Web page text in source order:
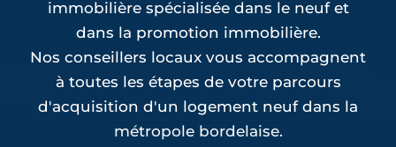
immobilière spécialisée dans le neuf et
dans la promotion immobilière.
Nos conseillers locaux vous accompagnent
à toutes les étapes de votre parcours
d'acquisition d'un logement neuf dans la
métropole bordelaise.